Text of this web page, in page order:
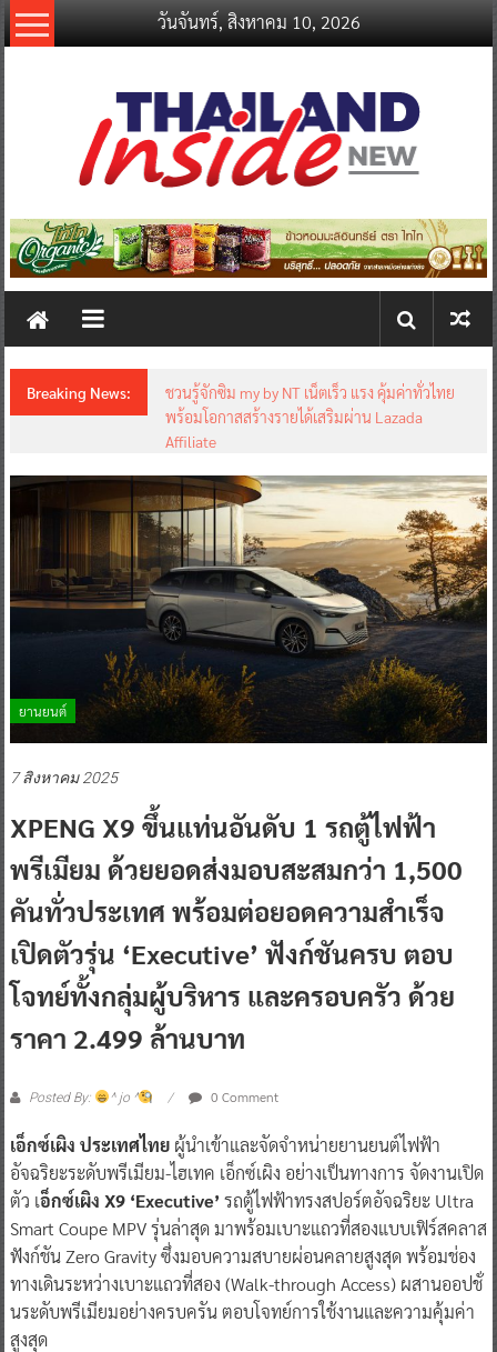
Skip
to
วันจันทร์, สิงหาคม 10, 2026
thailandinsidenew.com
Thailand
New
Breaking News:
ชวนรู้จักซิม my by NT เน็ตเร็ว แรง คุ้มค่าทั่วไทย
พร้อมโอกาสสร้างรายได้เสริมผ่าน Lazada
Affiliate
ยานยนต์
7 สิงหาคม 2025
XPENG X9 ขึ้นแท่นอันดับ 1 รถตู้ไฟฟ้า
พรีเมียม ด้วยยอดส่งมอบสะสมกว่า 1,500
คันทั่วประเทศ พร้อมต่อยอดความสำเร็จ
เปิดตัวรุ่น ‘Executive’ ฟังก์ชันครบ ตอบ
โจทย์ทั้งกลุ่มผู้บริหาร และครอบครัว ด้วย
ราคา 2.499 ล้านบาท
Posted By: ^ jo ^ 0 Comment
เอ็กซ์เผิง ประเทศไทยผู้นำเข้าและจัดจำหน่ายยานยนต์ไฟฟ้า
อัจฉริยะระดับพรีเมียม-ไฮเทค เอ็กซ์เผิง อย่างเป็นทางการ จัดงานเปิด
ตัว เอ็กซ์เผิง X9 ‘Executive’ รถตู้ไฟฟ้าทรงสปอร์ตอัจฉริยะ Ultra
Smart Coupe MPV รุ่นล่าสุด มาพร้อมเบาะแถวที่สองแบบเฟิร์สคลาส
ฟังก์ชัน Zero Gravity ซึ่งมอบความสบายผ่อนคลายสูงสุด พร้อมช่อง
ทางเดินระหว่างเบาะแถวที่สอง (Walk-through Access) ผสานออปชั่
นระดับพรีเมียมอย่างครบครัน ตอบโจทย์การใช้งานและความคุ้มค่า
สูงสุด